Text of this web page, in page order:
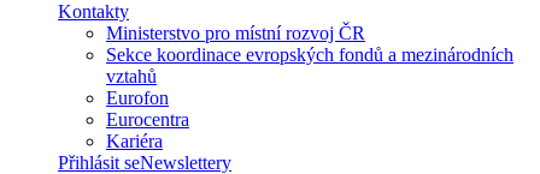
Kontakty
Ministerstvo pro místní rozvoj ČR
Sekce koordinace evropských fondů a mezinárodních
vztahů
Eurofon
Eurocentra
Kariéra
Přihlásit seNewslettery